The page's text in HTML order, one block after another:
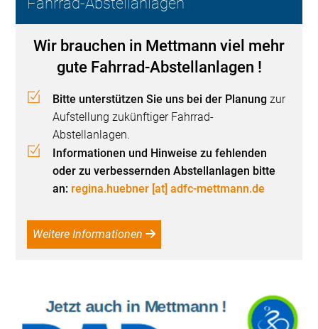
Wir brauchen in Mettmann viel mehr
gute Fahrrad-Abstellanlagen !
Bitte unterstützen Sie uns bei der Planung zur
Aufstellung zukünftiger Fahrrad-
Abstellanlagen.
Informationen und Hinweise zu fehlenden
oder zu verbessernden Abstellanlagen bitte
an: regina.huebner [at] adfc-mettmann.de
Weitere Informationen